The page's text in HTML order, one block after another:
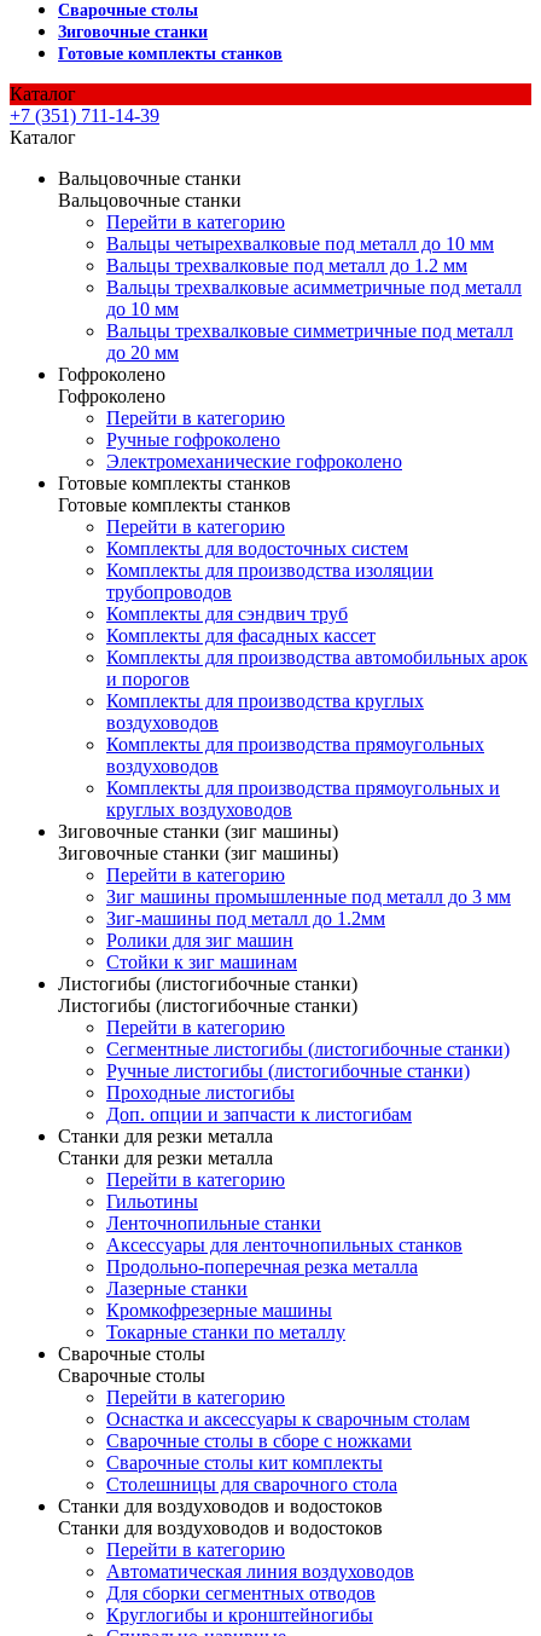
Сварочные столы
Зиговочные станки
Готовые комплекты станков
Каталог
+7 (351) 711-14-39
Каталог
Вальцовочные станки
Вальцовочные станки
Перейти в категорию
Вальцы четырехвалковые под металл до 10 мм
Вальцы трехвалковые под металл до 1.2 мм
Вальцы трехвалковые асимметричные под металл
до 10 мм
Вальцы трехвалковые симметричные под металл
до 20 мм
Гофроколено
Гофроколено
Перейти в категорию
Ручные гофроколено
Электромеханические гофроколено
Готовые комплекты станков
Готовые комплекты станков
Перейти в категорию
Комплекты для водосточных систем
Комплекты для производства изоляции
трубопроводов
Комплекты для сэндвич труб
Комплекты для фасадных кассет
Комплекты для производства автомобильных арок
и порогов
Комплекты для производства круглых
воздуховодов
Комплекты для производства прямоугольных
воздуховодов
Комплекты для производства прямоугольных и
круглых воздуховодов
Зиговочные станки (зиг машины)
Зиговочные станки (зиг машины)
Перейти в категорию
Зиг машины промышленные под металл до 3 мм
Зиг-машины под металл до 1.2мм
Ролики для зиг машин
Стойки к зиг машинам
Листогибы (листогибочные станки)
Листогибы (листогибочные станки)
Перейти в категорию
Сегментные листогибы (листогибочные станки)
Ручные листогибы (листогибочные станки)
Проходные листогибы
Доп. опции и запчасти к листогибам
Станки для резки металла
Станки для резки металла
Перейти в категорию
Гильотины
Ленточнопильные станки
Аксессуары для ленточнопильных станков
Продольно-поперечная резка металла
Лазерные станки
Кромкофрезерные машины
Токарные станки по металлу
Сварочные столы
Сварочные столы
Перейти в категорию
Оснастка и аксессуары к сварочным столам
Сварочные столы в сборе с ножками
Сварочные столы кит комплекты
Столешницы для сварочного стола
Станки для воздуховодов и водостоков
Станки для воздуховодов и водостоков
Перейти в категорию
Автоматическая линия воздуховодов
Для сборки сегментных отводов
Круглогибы и кронштейногибы